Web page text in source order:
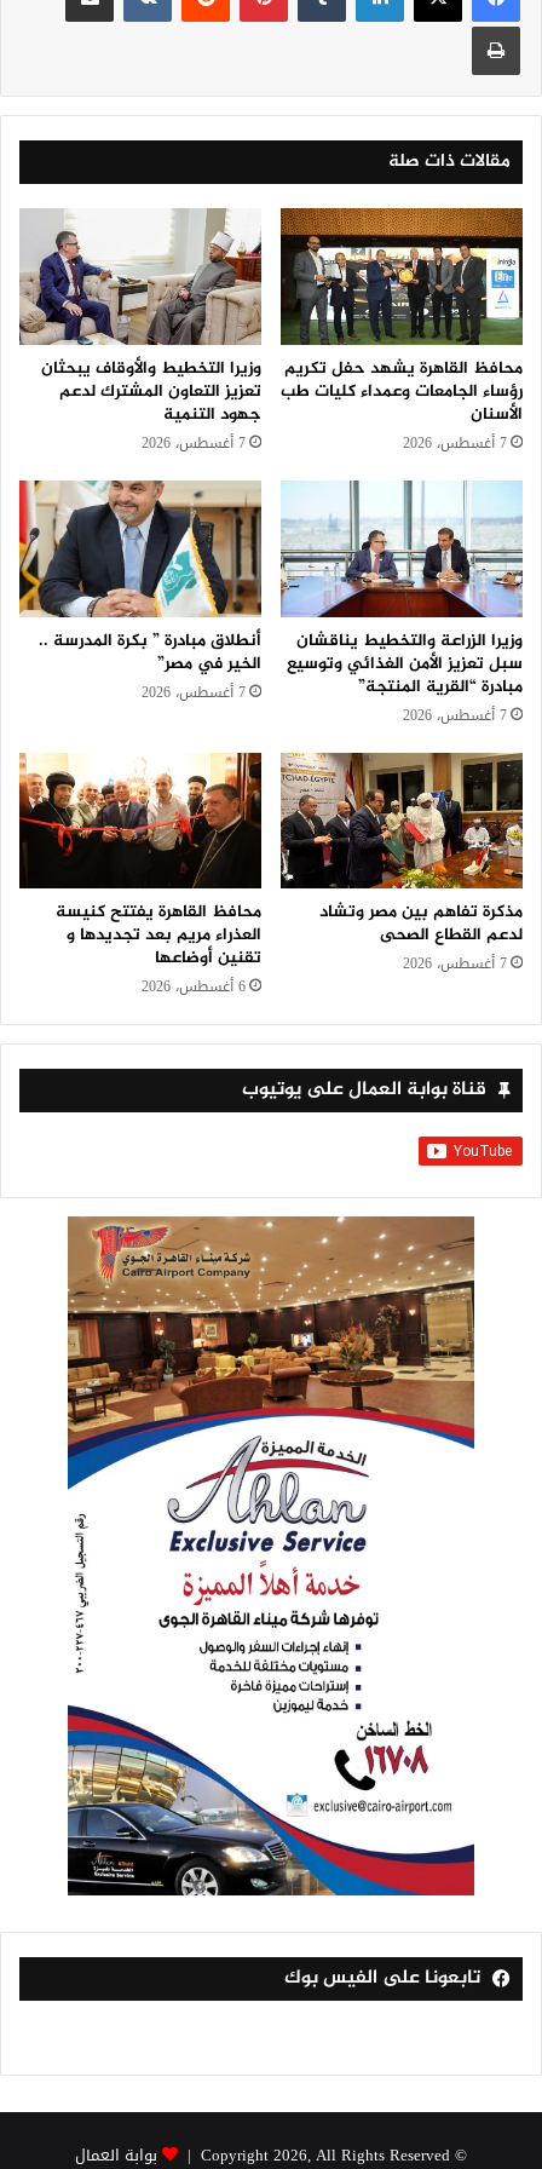
مقالات ذات صلة
محافظ القاهرة يشهد حفل تكريم
رؤساء الجامعات وعمداء كليات طب
الأسنان
7 أغسطس، 2026
وزيرا التخطيط والأوقاف يبحثان
تعزيز التعاون المشترك لدعم
جهود التنمية
7 أغسطس، 2026
وزيرا الزراعة والتخطيط يناقشان
سبل تعزيز الأمن الغذائي وتوسيع
مبادرة “القرية المنتجة”
7 أغسطس، 2026
أنطلاق مبادرة ” بكرة المدرسة ..
الخير في مصر”
7 أغسطس، 2026
مذكرة تفاهم بين مصر وتشاد
لدعم القطاع الصحى
7 أغسطس، 2026
محافظ القاهرة يفتتح كنيسة
العذراء مريم بعد تجديدها و
تقنين أوضاعها
6 أغسطس، 2026
قناة بوابة العمال على يوتيوب
تابعونا على الفيس بوك
© Copyright 2026, All Rights Reserved | بوابة العمال